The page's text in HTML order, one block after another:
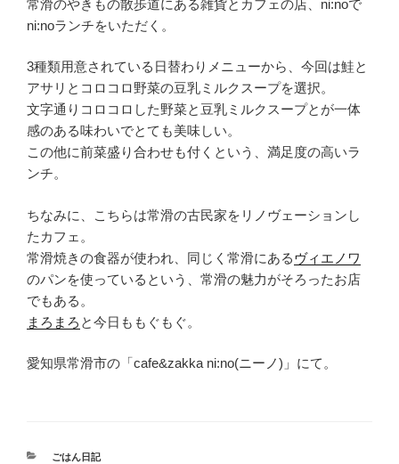
常滑のやきもの散歩道にある雑貨とカフェの店、ni:noで
ni:noランチをいただく。
3種類用意されている日替わりメニューから、今回は鮭と
アサリとコロコロ野菜の豆乳ミルクスープを選択。
文字通りコロコロした野菜と豆乳ミルクスープとが一体
感のある味わいでとても美味しい。
この他に前菜盛り合わせも付くという、満足度の高いラ
ンチ。
ちなみに、こちらは常滑の古民家をリノヴェーションし
たカフェ。
常滑焼きの食器が使われ、同じく常滑にあるヴィエノワ
のパンを使っているという、常滑の魅力がそろったお店
でもある。
まろまろ と今日ももぐもぐ。
愛知県常滑市の「cafe&zakka ni:no(ニーノ)」にて。
カ
ごはん日記